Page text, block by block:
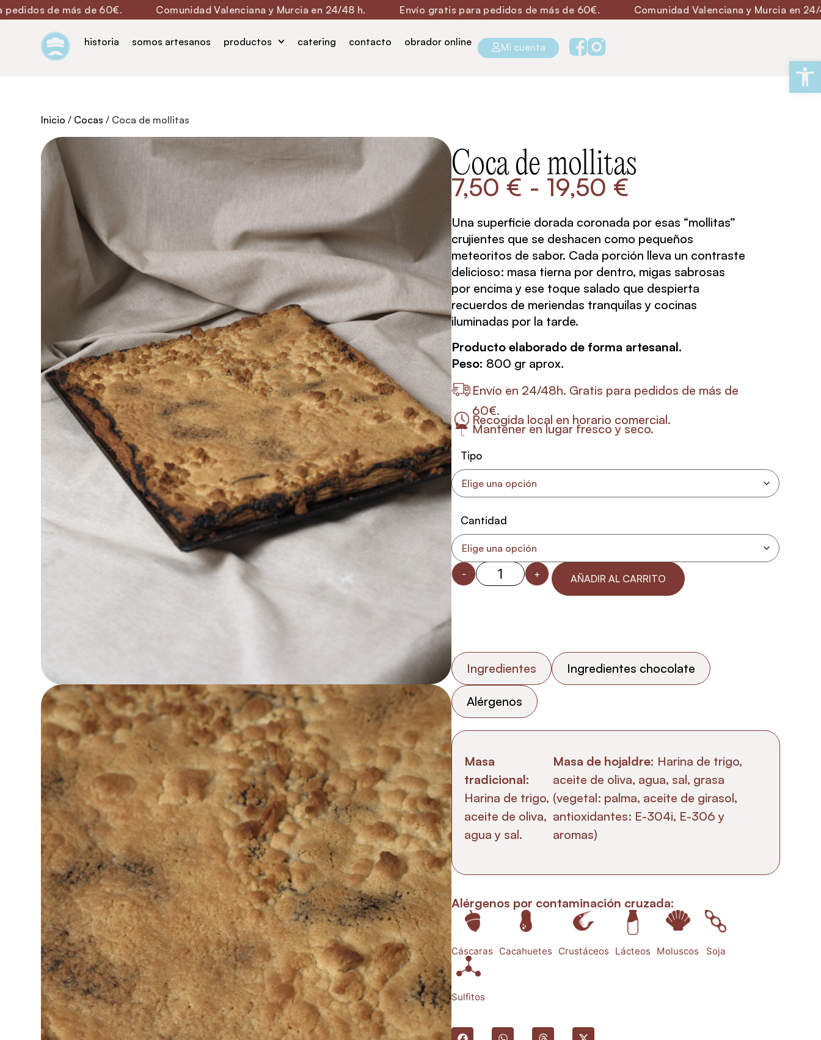
más de 60€. Comunidad Valenciana y Murcia en 24/48 h. Envío gratis para pedidos de más de 60€. Comunidad Valenciana y Murcia en 24/48 h.
historia somos artesanos productos catering contacto obrador online Mi cuenta
Inicio / Cocas / Coca de mollitas
Coca de mollitas
7,50 € - 19,50 €
Una superficie dorada coronada por esas “mollitas”
crujientes que se deshacen como pequeños
meteoritos de sabor. Cada porción lleva un contraste
delicioso: masa tierna por dentro, migas sabrosas
por encima y ese toque salado que despierta
recuerdos de meriendas tranquilas y cocinas
iluminadas por la tarde.
Producto elaborado de forma artesanal.
Peso: 800 gr aprox.
Envío en 24/48h. Gratis para pedidos de más de
60€.
Recogida local en horario comercial.
Mantener en lugar fresco y seco.
Tipo
Cantidad
- + AÑADIR AL CARRITO
Ingredientes Ingredientes chocolate
Alérgenos
Masa
tradicional:
Harina de trigo,
aceite de oliva,
agua y sal.
Masa de hojaldre: Harina de trigo,
aceite de oliva, agua, sal, grasa
(vegetal: palma, aceite de girasol,
antioxidantes: E-304i, E-306 y
aromas)
Alérgenos por contaminación cruzada:
Cáscaras Cacahuetes Crustáceos Lácteos Moluscos Soja
Sulfitos